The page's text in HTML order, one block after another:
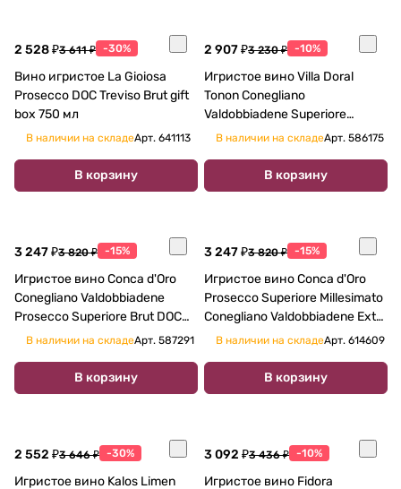
2 528 ₽3 611 ₽ -30%
Вино игристое La Gioiosa
Prosecco DOC Treviso Brut gift
box 750 мл
В наличии на складеАрт. 641113
В корзину
2 907 ₽3 230 ₽ -10%
Игристое вино Villa Doral
Tonon Conegliano
Valdobbiadene Superiore
Prosecco 750 мл
В наличии на складеАрт. 586175
В корзину
3 247 ₽3 820 ₽ -15%
Игристое вино Conca d'Oro
Conegliano Valdobbiadene
Prosecco Superiore Brut DOCG
2019 750 мл
В наличии на складеАрт. 587291
В корзину
3 247 ₽3 820 ₽ -15%
Игристое вино Conca d'Oro
Prosecco Superiore Millesimato
Conegliano Valdobbiadene Extra
Dry 2021 750 мл
В наличии на складеАрт. 614609
В корзину
2 552 ₽3 646 ₽ -30%
Игристое вино Kalos Limen
3 092 ₽3 436 ₽ -10%
Игристое вино Fidora